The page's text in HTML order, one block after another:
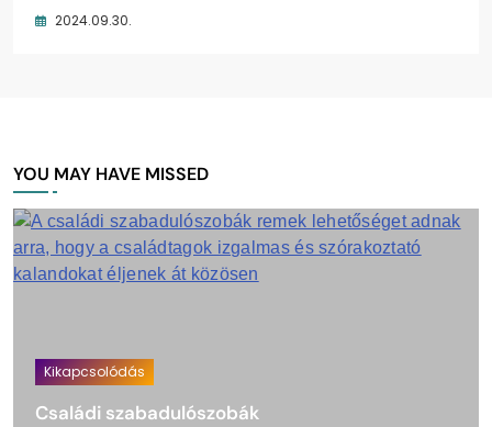
2024.09.30.
YOU MAY HAVE MISSED
Kikapcsolódás
Családi szabadulószobák